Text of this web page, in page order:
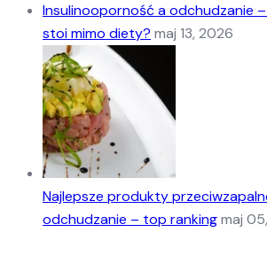
Insulinooporność a odchudzanie
stoi mimo diety? maj 13, 2026
Najlepsze produkty
odchudzanie – top rankingmaj